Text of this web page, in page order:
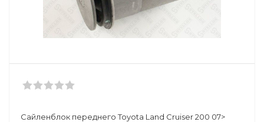
Сайленблок переднего Toyota Land Cruiser 200 07>